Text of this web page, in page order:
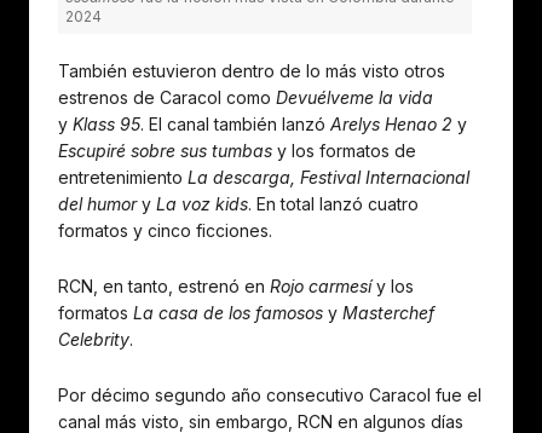
2024
También estuvieron dentro de lo más visto otros
estrenos de Caracol como Devuélveme la vida
y Klass 95. El canal también lanzó Arelys Henao 2 y
Escupiré sobre sus tumbas y los formatos de
entretenimiento La descarga, Festival Internacional
del humory La voz kids. En total lanzó cuatro
formatos y cinco ficciones.
RCN, en tanto, estrenó en Rojo carmesíy los
formatos La casa de los famosos y Masterchef
Celebrity.
Por décimo segundo año consecutivo Caracol fue el
canal más visto, sin embargo, RCN en algunos días